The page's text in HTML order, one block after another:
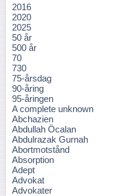
2016
2020
2025
50 år
500 år
70
730
75-årsdag
90-åring
95-åringen
A complete unknown
Abchazien
Abdullah Öcalan
Abdulrazak Gurnah
Abortmotstånd
Absorption
Adept
Advokat
Advokater